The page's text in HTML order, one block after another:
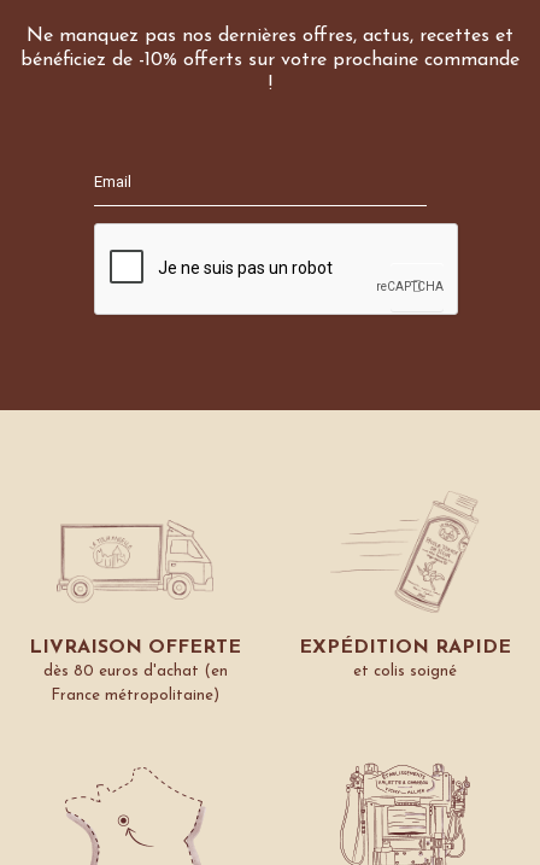
Ne manquez pas nos dernières offres, actus, recettes et
bénéficiez de -10% offerts sur votre prochaine commande
!
LIVRAISON OFFERTE
dès 80 euros d'achat (en
France métropolitaine)
EXPÉDITION RAPIDE
et colis soigné